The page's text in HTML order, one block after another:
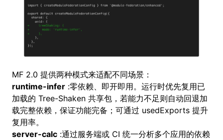
MF 2.0 提供两种模式来适配不同场景：
runtime-infer :零依赖、即开即用。运行时优先复用已
加载的 Tree-Shaken 共享包，若能力不足则自动回退加
载完整依赖，保证功能完备；可通过 usedExports 提升
复用率。
server-calc :通过服务端或 CI 统一分析多个应用的依赖